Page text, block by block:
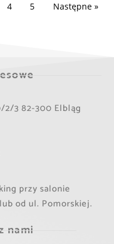
4 5 Następne »
2/3 82-300 Elbląg​
przy salonie
od ul. Pomorskiej.
nami